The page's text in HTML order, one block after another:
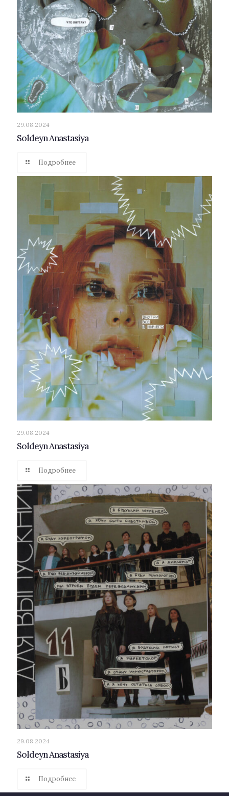
29.08.2024
Soldeyn Anastasiya
Подробнее
29.08.2024
Soldeyn Anastasiya
Подробнее
29.08.2024
Soldeyn Anastasiya
Подробнее